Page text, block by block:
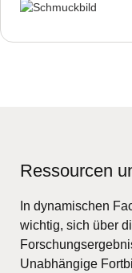
Ressourcen
In dynamischen
wichtig, sich über
Unabhängige